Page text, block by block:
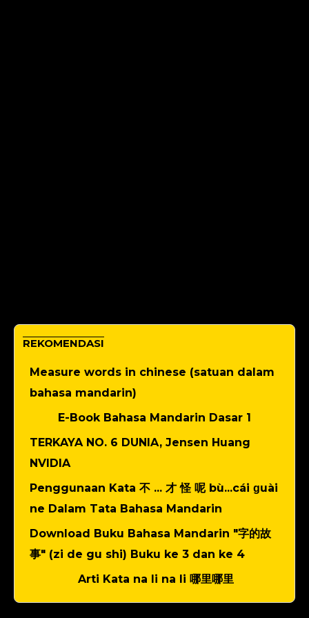
REKOMENDASI
Measure words in chinese (satuan dalam
bahasa mandarin)
E-Book Bahasa Mandarin Dasar 1
TERKAYA NO. 6 DUNIA, Jensen Huang
NVIDIA
Penggunaan Kata 不 ... 才 怪 呢 bù...cái ɡuài
ne Dalam Tata Bahasa Mandarin
Download Buku Bahasa Mandarin "字的故
事" (zi de gu shi) Buku ke 3 dan ke 4
Arti Kata na li na li 哪里哪里